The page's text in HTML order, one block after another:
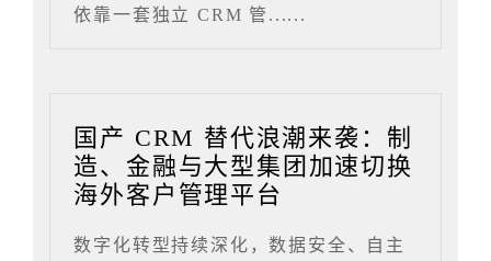
依靠一套独立 CRM 管......
国产 CRM 替代浪潮来袭：制
造、金融与大型集团加速切换
海外客户管理平台
数字化转型持续深化，数据安全、自主